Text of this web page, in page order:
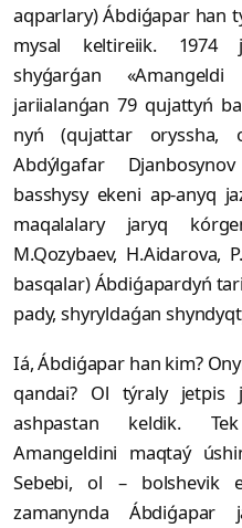
aqparlary) Ábdiǵapar han
mysal keltireiik. 1974
shyǵarǵan
jariialanǵan 79 qu­jattyń
nyń (qujattar oryssha,
Abdýlgafar
basshysy ekeni ap-anyq
maqalalary jaryq
M.Qozybaev, H.Aidarova,
basqalar) Ábdiǵapardyń
pady, shy­ryldaǵan
Iá, Ábdiǵapar han kim?
qandai? Ol týraly jetpis
ashpastan keldik.
Amangeldini maqtaý
Sebebi, ol – bolshevik
zamanynda Ábdiǵapar